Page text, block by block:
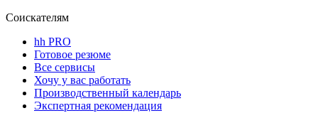
Соискателям
hh PRO
Готовое резюме
Все сервисы
Хочу у вас работать
Производственный календарь
Экспертная рекомендация